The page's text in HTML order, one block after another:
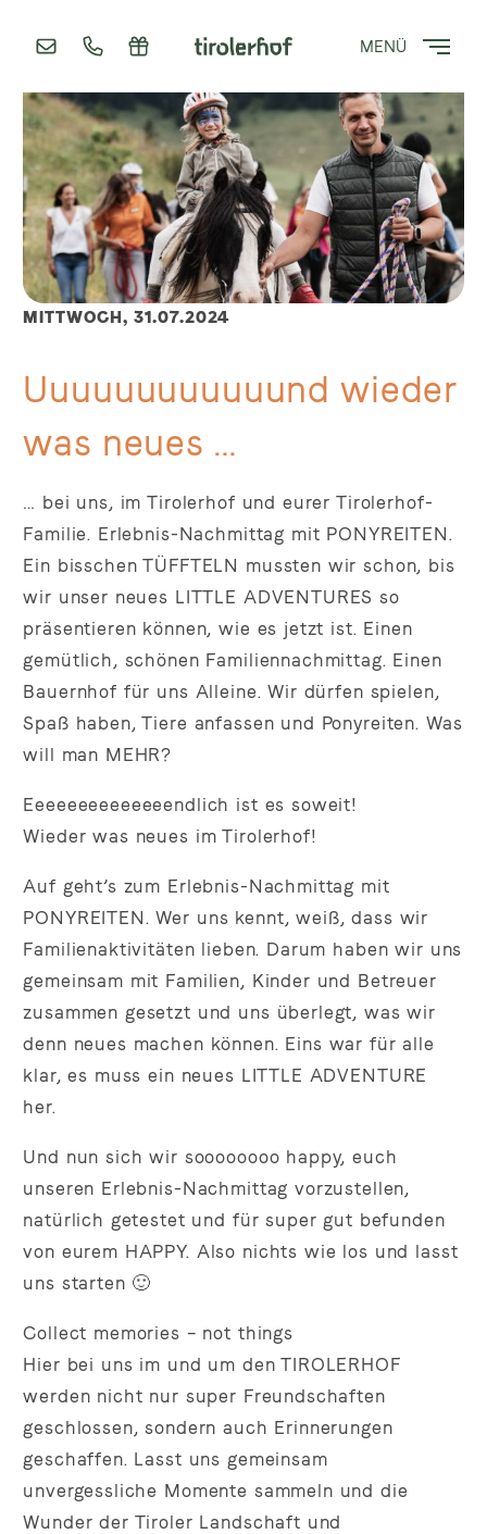
MENÜ
MITTWOCH, 31.07.2024
Uuuuuuuuuuuund wieder
was neues …
… bei uns, im Tirolerhof und eurer Tirolerhof-
Familie. Erlebnis-Nachmittag mit PONYREITEN.
Ein bisschen TÜFFTELN mussten wir schon, bis
wir unser neues LITTLE ADVENTURES so
präsentieren können, wie es jetzt ist. Einen
gemütlich, schönen Familiennachmittag. Einen
Bauernhof für uns Alleine. Wir dürfen spielen,
Spaß haben, Tiere anfassen und Ponyreiten. Was
will man MEHR?
Eeeeeeeeeeeeeendlich ist es soweit!
Wieder was neues im Tirolerhof!
Auf geht’s zum Erlebnis-Nachmittag mit
PONYREITEN. Wer uns kennt, weiß, dass wir
Familienaktivitäten lieben. Darum haben wir uns
gemeinsam mit Familien, Kinder und Betreuer
zusammen gesetzt und uns überlegt, was wir
denn neues machen können. Eins war für alle
klar, es muss ein neues LITTLE ADVENTURE
her.
Und nun sich wir soooooooo happy, euch
unseren Erlebnis-Nachmittag vorzustellen,
natürlich getestet und für super gut befunden
von eurem HAPPY. Also nichts wie los und lasst
uns starten 🙂
Collect memories – not things
Hier bei uns im und um den TIROLERHOF
werden nicht nur super Freundschaften
geschlossen, sondern auch Erinnerungen
geschaffen. Lasst uns gemeinsam
unvergessliche Momente sammeln und die
Wunder der Tiroler Landschaft und